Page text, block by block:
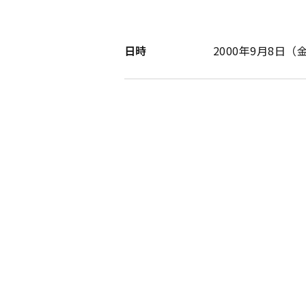
日時 2000年9月8日（金